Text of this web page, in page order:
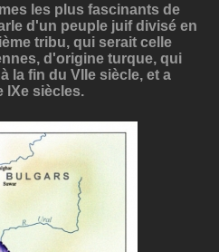
les plus fascinants de
d'un peuple juif divisé en
tribu, qui serait celle
d'origine turque, qui
la fin du VIIe siècle, et a
IXe siècles.